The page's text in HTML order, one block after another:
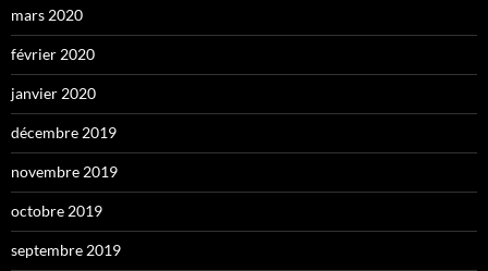
mars 2020
février 2020
janvier 2020
décembre 2019
novembre 2019
octobre 2019
septembre 2019